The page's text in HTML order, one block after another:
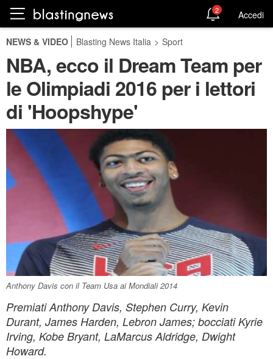
2 Accedi
NEWS & VIDEO Blasting News Italia > Sport
NBA, ecco il Dream Team per
le Olimpiadi 2016 per i lettori
di 'Hoopshype'
Anthony Davis con il Team Usa ai Mondiali 2014
Premiati Anthony Davis, Stephen Curry, Kevin
Durant, James Harden, Lebron James; bocciati Kyrie
Irving, Kobe Bryant, LaMarcus Aldridge, Dwight
Howard.